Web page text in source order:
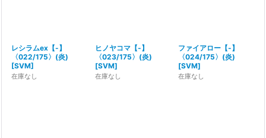
レシラムex【-】
〈022/175〉(炎)
[SVM]
在庫なし
ヒノヤコマ【-】
〈023/175〉(炎)
[SVM]
在庫なし
ファイアロー【-】
〈024/175〉(炎)
[SVM]
在庫なし